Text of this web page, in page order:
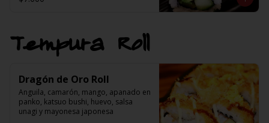
Tempura Roll
Dragón de Oro Roll
Anguila, camarón, mango, apanado en
panko, katsuo bushi, huevo, salsa
unagi y mayonesa japonesa